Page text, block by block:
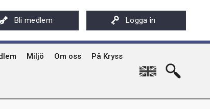
Bli medlem Logga in
av Kryssarklubbens IF-båtar och kajaker
Miljö Om oss
Svenska Kryssarklubben 100 år
På Kryss
På Kryss historia
Kryssarklubbens nyhetsbrev
English